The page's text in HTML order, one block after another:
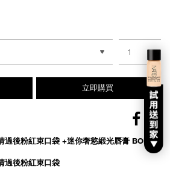
數量
立即購買
過後粉紅束口袋 +迷你奢慾緞光唇膏 BODY
過後粉紅束口袋